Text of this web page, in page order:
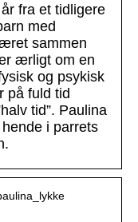
fra et tidligere
med
sammen
ærligt om en
og psykisk
på fuld tid
tid”. Paulina
i parrets